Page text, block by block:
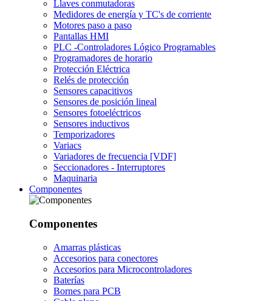
Llaves conmutadoras
Medidores de energía y TC's de corriente
Motores paso a paso
Pantallas HMI
PLC -Controladores Lógico Programables
Programadores de horario
Protección Eléctrica
Relés de protección
Sensores capacitivos
Sensores de posición lineal
Sensores fotoeléctricos
Sensores inductivos
Temporizadores
Variacs
Variadores de frecuencia [VDF]
Seccionadores - Interruptores
Maquinaria
Componentes
Componentes
Amarras plásticas
Accesorios para conectores
Accesorios para Microcontroladores
Baterías
Bornes para PCB